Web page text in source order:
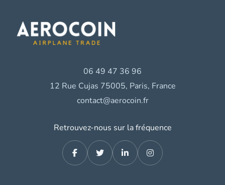
06 49 47 36 96
12 Rue Cujas 75005, Paris, France
contact@aerocoin.fr
Retrouvez-nous sur la fréquence